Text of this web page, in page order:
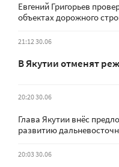
Евгений Григорьев
объектах дорожного
21:12 30.06
В Якутии отменят
20:20 30.06
Глава Якутии внёс
развитию
20:03 30.06